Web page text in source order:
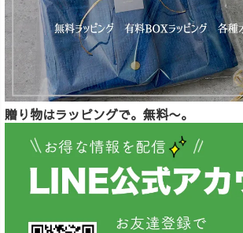
贈り物はラッピングで。無料〜。